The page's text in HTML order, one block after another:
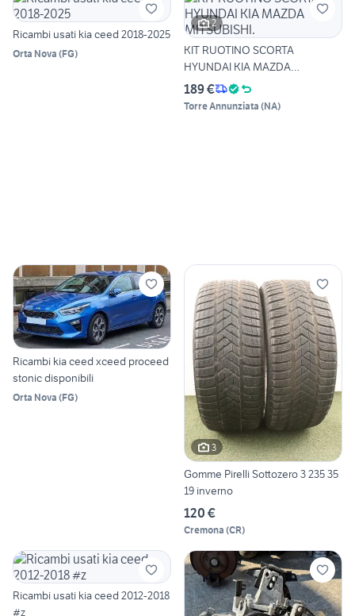
Ricambi usati kia ceed 2018-2025
Orta Nova (FG)
2
KIT RUOTINO SCORTA
HYUNDAI KIA MAZDA
MITSUBISHI.
189 €
Torre Annunziata (NA)
Ricambi kia ceed xceed proceed
stonic disponibili
Orta Nova (FG)
3
Gomme Pirelli Sottozero 3 235 35
19 inverno
120 €
Cremona (CR)
Ricambi usati kia ceed 2012-2018
#z